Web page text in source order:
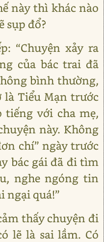
này thì khác nào
sụp đổ?
“Chuyện xảy ra
của bác trai đã
bình thường,
là Tiểu Mạn trước
với cha mẹ,
này. Không
chí” ngày trước
bác gái đã đi tìm
nghe ngóng tin
ngại quá!”
thấy chuyện đi
lẽ là sai lầm. Có